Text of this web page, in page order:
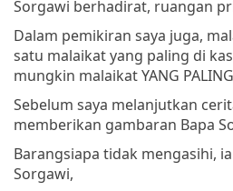
Sorgawi berhadirat, ruangan
Dalam pemikiran saya juga,
satu malaikat yang paling di
mungkin malaikat YANG
Sebelum saya melanjutkan
memberikan gambaran Bapa
Barangsiapa tidak mengasihi,
Sorgawi,